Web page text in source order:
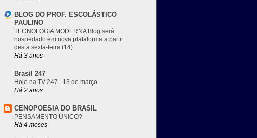
BLOG DO PROF. ESCOLÁSTICO
PAULINO
TECNOLOGIA MODERNA Blog será
hospedado em nova plataforma a partir
desta sexta-feira (14)
Há 3 anos
Brasil 247
Hoje na TV 247 - 13 de março
Há 2 anos
CENOPOESIA DO BRASIL
PENSAMENTO ÚNICO?
Há 4 meses